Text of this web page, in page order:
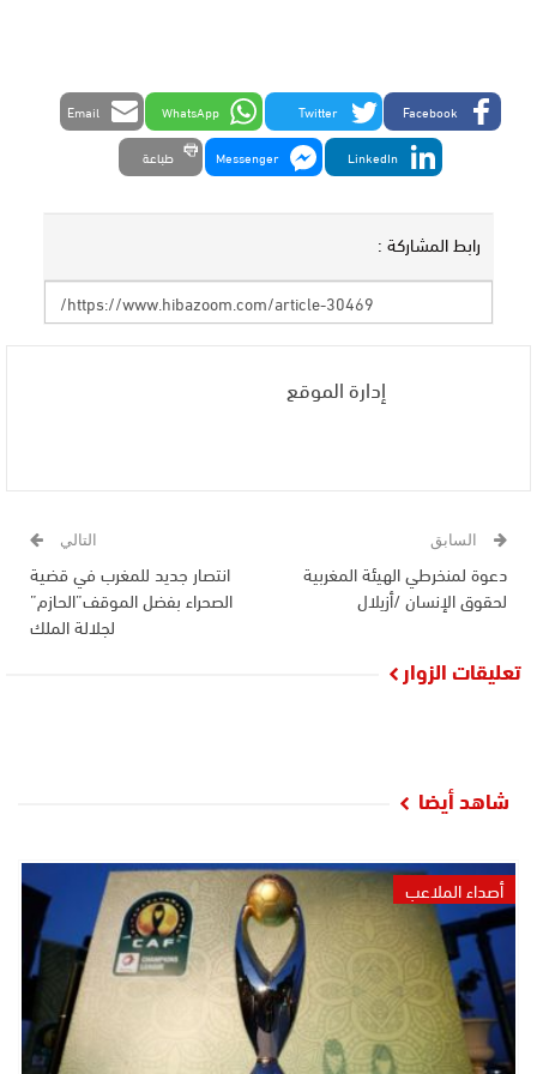
Facebook
Twitter
WhatsApp
Email
LinkedIn
Messenger طباعة
رابط المشاركة :
إدارة الموقع
السابق
دعوة لمنخرطي الهيئة المغربية
لحقوق الإنسان /أزيلال
التالي
انتصار جديد للمغرب في قضية
الصحراء بفضل الموقف”الحازم”
لجلالة الملك
تعليقات الزوار
شاهد أيضا
أصداء الملاعب